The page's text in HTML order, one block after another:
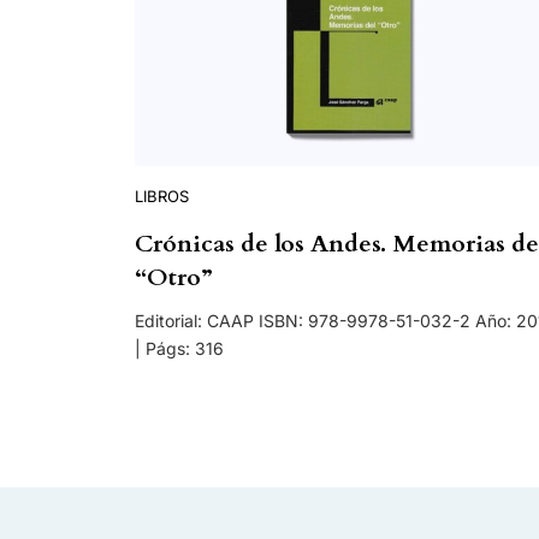
LIBROS
Crónicas de los Andes. Memorias
“Otro”
Editorial: CAAP ISBN: 978-9978-51-032-2 Año:
| Págs: 316